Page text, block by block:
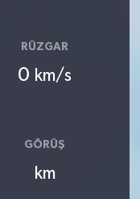
RÜZGAR
0 km/s
GÖRÜŞ
km